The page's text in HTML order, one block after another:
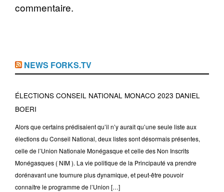
commentaire.
NEWS FORKS.TV
ÉLECTIONS CONSEIL NATIONAL MONACO 2023 DANIEL
BOERI
Alors que certains prédisaient qu’il n’y aurait qu’une seule liste aux
élections du Conseil National, deux listes sont désormais présentes,
celle de l’Union Nationale Monégasque et celle des Non Inscrits
Monégasques ( NIM ). La vie politique de la Principauté va prendre
dorénavant une tournure plus dynamique, et peut-être pouvoir
connaître le programme de l’Union […]